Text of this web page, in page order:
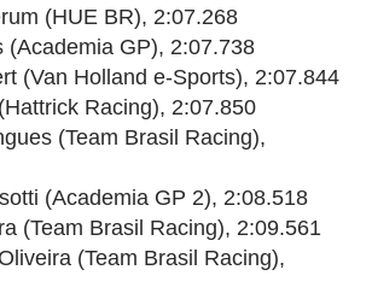
(HUE BR), 2:07.268
(Academia GP), 2:07.738
(Van Holland e-Sports), 2:07.844
Racing), 2:07.850
(Team Brasil Racing),
(Academia GP 2), 2:08.518
(Team Brasil Racing), 2:09.561
(Team Brasil Racing),